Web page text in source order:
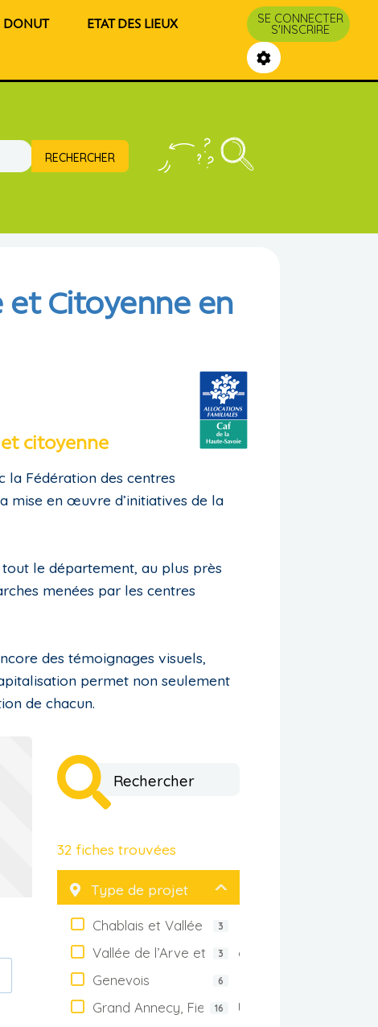
DONUT ETAT DES LIEUX SE CONNECTER
S'INSCRIRE
et Citoyenne en
citoyenne
la Fédération des centres
mise en œuvre d’initiatives de la
le département, au plus près
menées par les centres
des témoignages visuels,
permet non seulement
de chacun.
32 fiches trouvées
Type de projet
Chablais et Vallée verte
3
Vallée de l’Arve et Sources du lac
3
Genevois 6
Grand Annecy, Fier et Usses
16